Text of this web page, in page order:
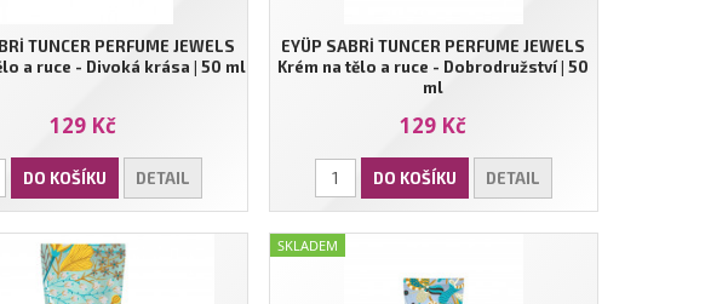
TUNCER PERFUME JEWELS
a ruce - Divoká krása | 50 ml
129 Kč
DO KOŠÍKU DETAIL
EYÜP SABRİ TUNCER PERFUME JEWELS
Krém na tělo a ruce - Dobrodružství | 50
ml
129 Kč
DO KOŠÍKU DETAIL
SKLADEM